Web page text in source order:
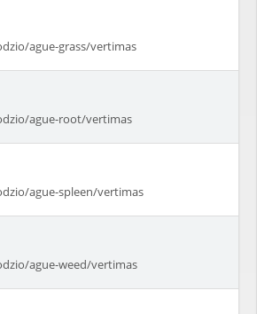
ague-grass/vertimas
ague-root/vertimas
ague-spleen/vertimas
ague-weed/vertimas